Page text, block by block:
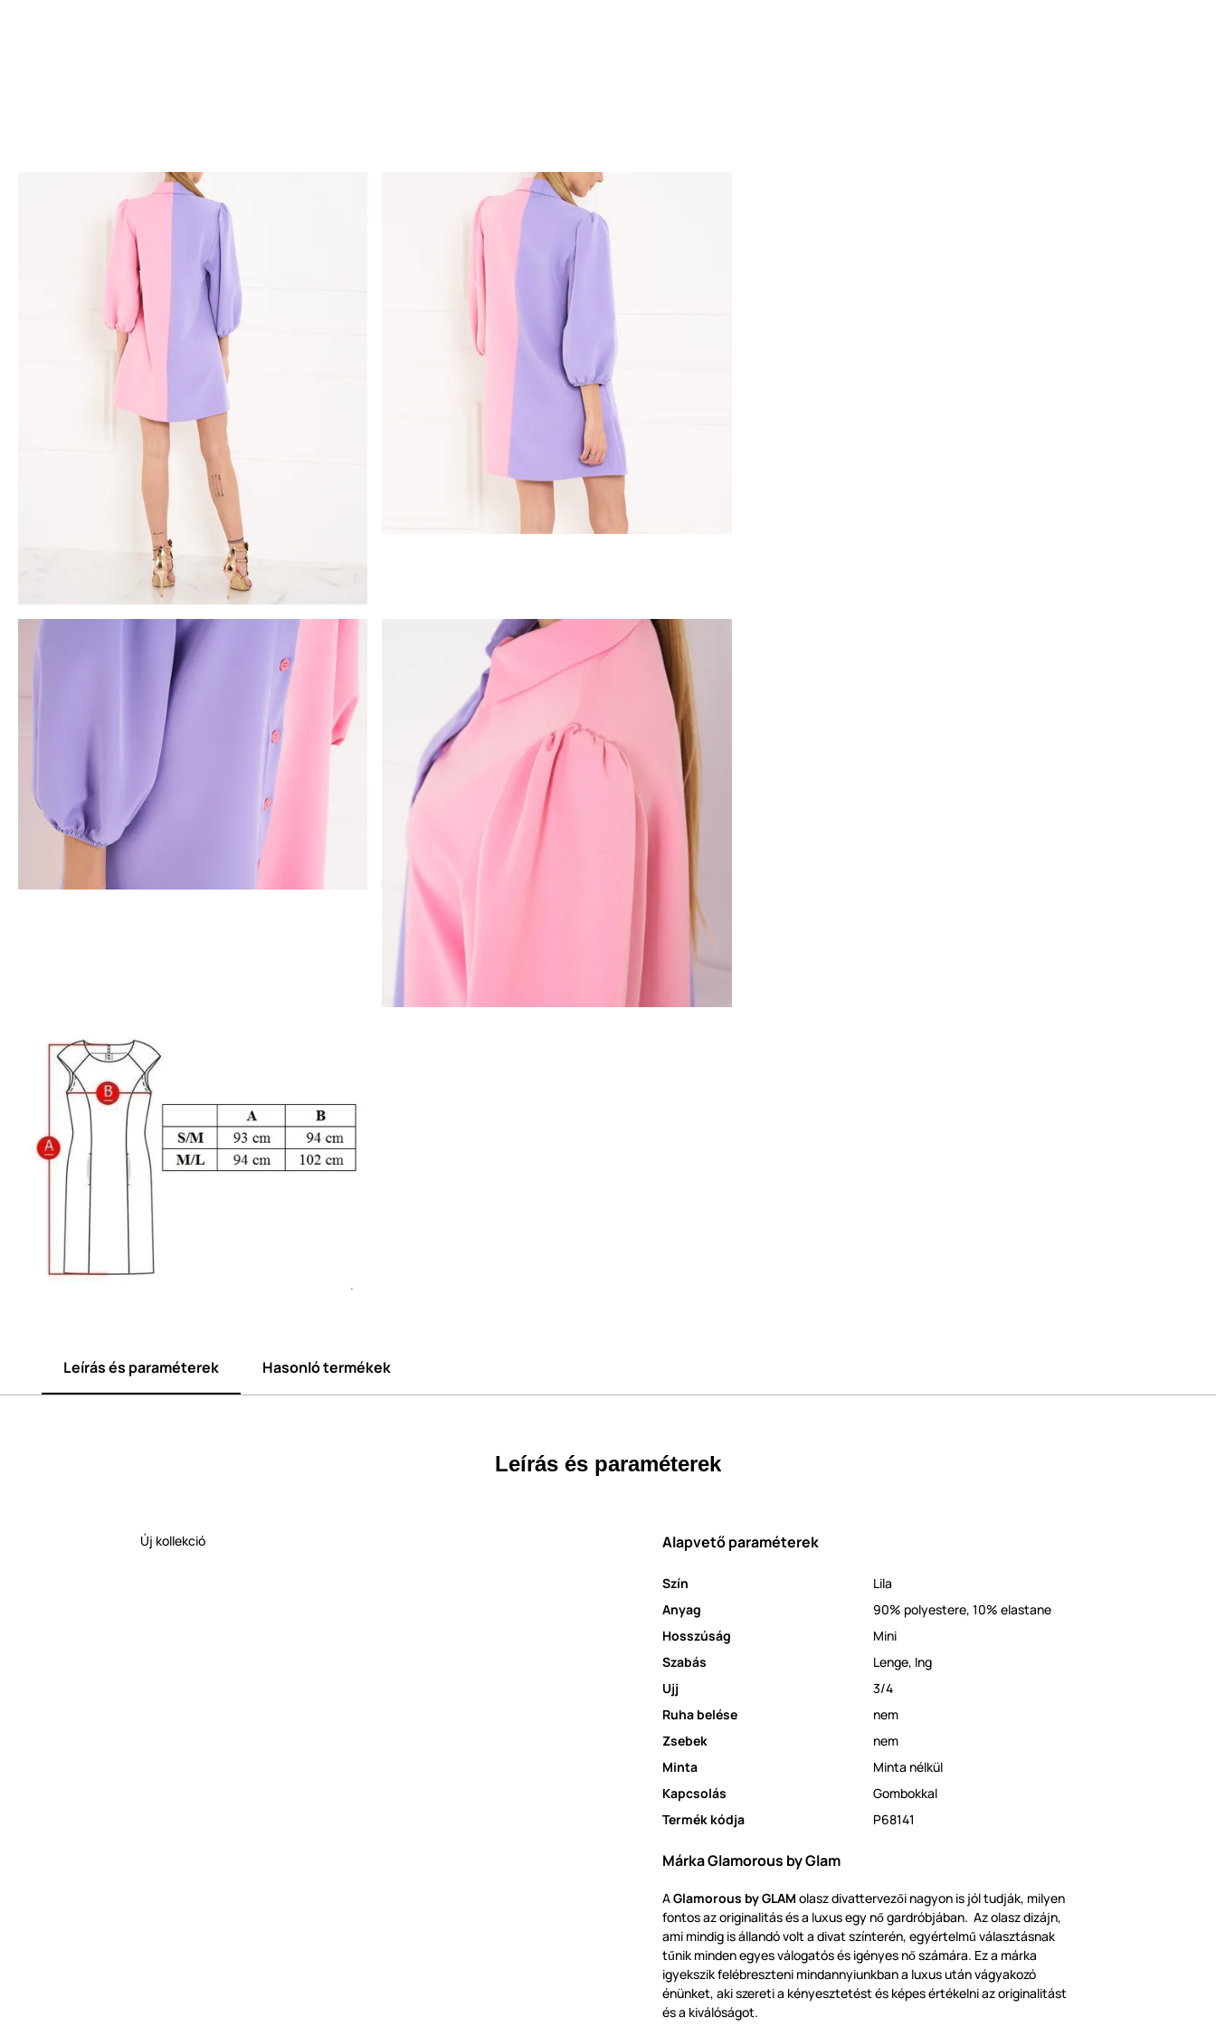
Leírás és paraméterek Hasonló termékek
Leírás és paraméterek
Új kollekció Alapvető paraméterek
Szín
Lila
Anyag
90% polyestere, 10% elastane
Hosszúság
Mini
Szabás
Lenge, Ing
Ujj
3/4
Ruha belése
nem
Zsebek
nem
Minta
Minta nélkül
Kapcsolás
Gombokkal
Termék kódja
P68141
Márka Glamorous by Glam
AGlamorous by GLAM olasz divattervezői nagyon is jól tudják, milyen
fontos az originalitás és a luxus egy nő gardróbjában. Az olasz dizájn,
ami mindig is állandó volt a divat színterén, egyértelmű választásnak
tűnik minden egyes válogatós és igényes nő számára. Ez a márka
igyekszik felébreszteni mindannyiunkban a luxus után vágyakozó
énünket, aki szereti a kényesztetést és képes értékelni az originalitást
és a kiválóságot.